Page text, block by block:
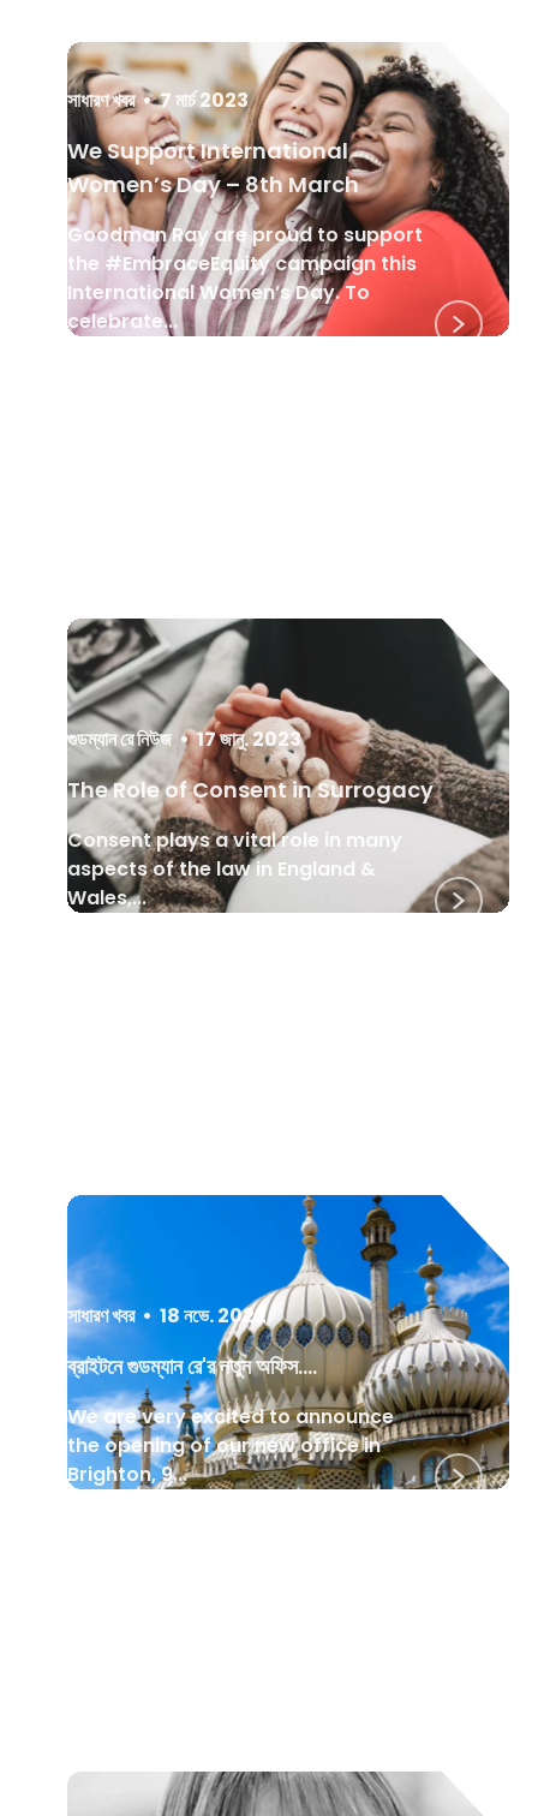
সাধারণ খবর•7 মার্চ 2023
We Support International
Women’s Day – 8th March
Goodman Ray are proud to support
the #EmbraceEquity campaign this
International Women’s Day. To
celebrate...
গুডম্যান রে নিউজ •17 জানু. 2023
The Role of Consent in Surrogacy
Consent plays a vital role in many
aspects of the law in England &
Wales,...
সাধারণ খবর •18 নভে. 2022
ব্রাইটনে গুডম্যান রে'র নতুন অফিস….
We are very excited to announce
the opening of our new office in
Brighton, 9...